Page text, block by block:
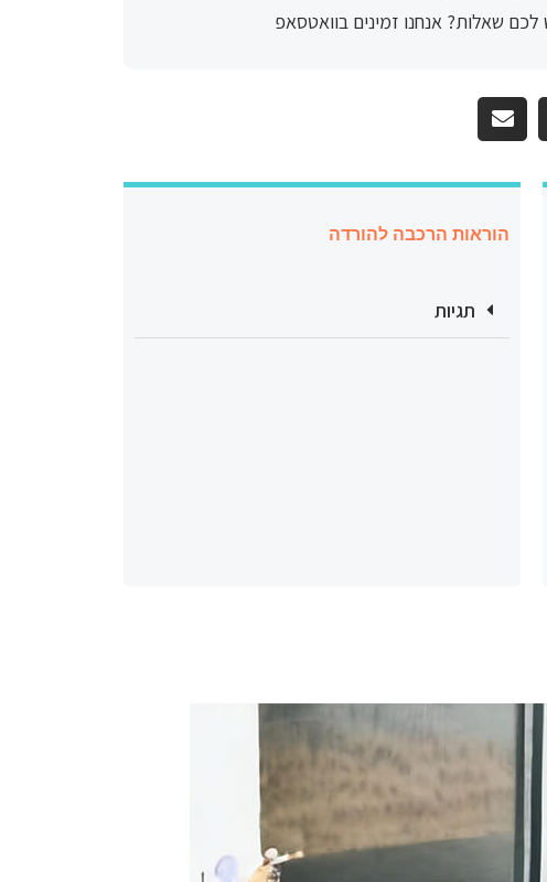
לכם שאלות? אנחנו זמינים בוואטסאפ
הוראות הרכבה להורדה
תגיות